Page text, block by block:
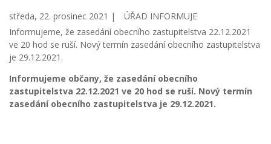
středa, 22. prosinec 2021 |
ÚŘAD INFORMUJE
Informujeme, že zasedání obecního zastupitelstva 22.12.2021
ve 20 hod se ruší. Nový termín zasedání obecního zastupitelstva
je 29.12.2021.
Informujeme občany, že zasedání obecního
zastupitelstva 22.12.2021 ve 20 hod se ruší. Nový termín
zasedání obecního zastupitelstva je 29.12.2021.